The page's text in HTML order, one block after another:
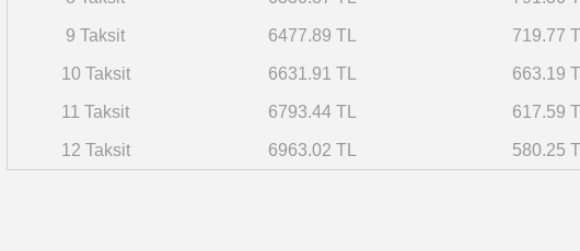
9 Taksit 6477.89 TL 719.77
10 Taksit 6631.91 TL 663.19
11 Taksit 6793.44 TL 617.59
12 Taksit 6963.02 TL 580.25